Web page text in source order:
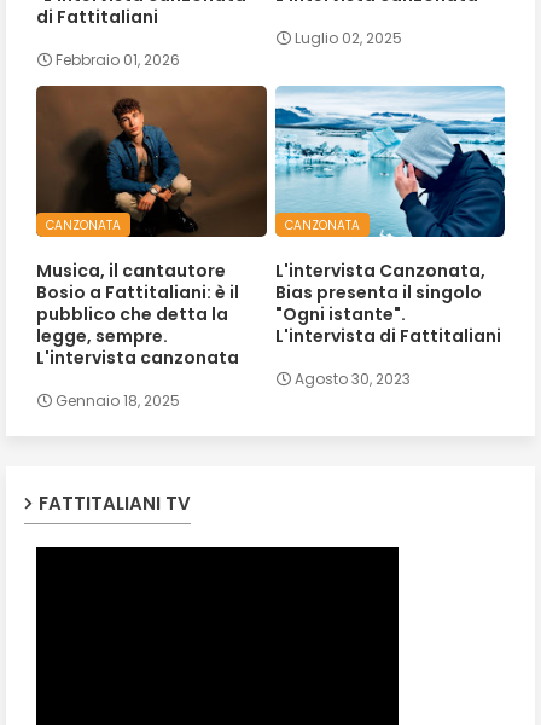
di Fattitaliani
Febbraio 01, 2026
Luglio 02, 2025
CANZONATA
Musica, il cantautore
Bosio a Fattitaliani: è il
pubblico che detta la
legge, sempre.
L'intervista canzonata
Gennaio 18, 2025
CANZONATA
L'intervista Canzonata,
Bias presenta il singolo
"Ogni istante".
L'intervista di Fattitaliani
Agosto 30, 2023
FATTITALIANI TV